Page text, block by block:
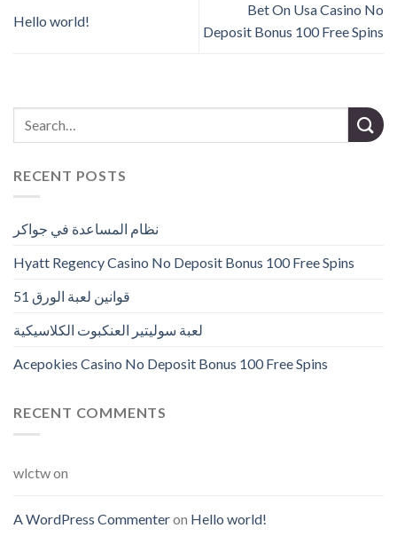
Hello world!
Bet On Usa Casino No
Deposit Bonus 100 Free Spins
RECENT POSTS
نظام المساعدة في جواكر
Hyatt Regency Casino No Deposit Bonus 100 Free Spins
قوانين لعبة الورق 51
لعبة سوليتير العنكبوت الكلاسيكية
Acepokies Casino No Deposit Bonus 100 Free Spins
RECENT COMMENTS
wlctwon
A WordPress Commenteron Hello world!